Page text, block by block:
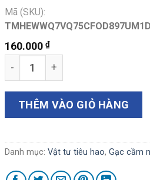
Mã (SKU):
160.000 ₫
THÊM VÀO GIỎ HÀNG
Danh mục: Vật tư tiêu hao, Gạc cầm